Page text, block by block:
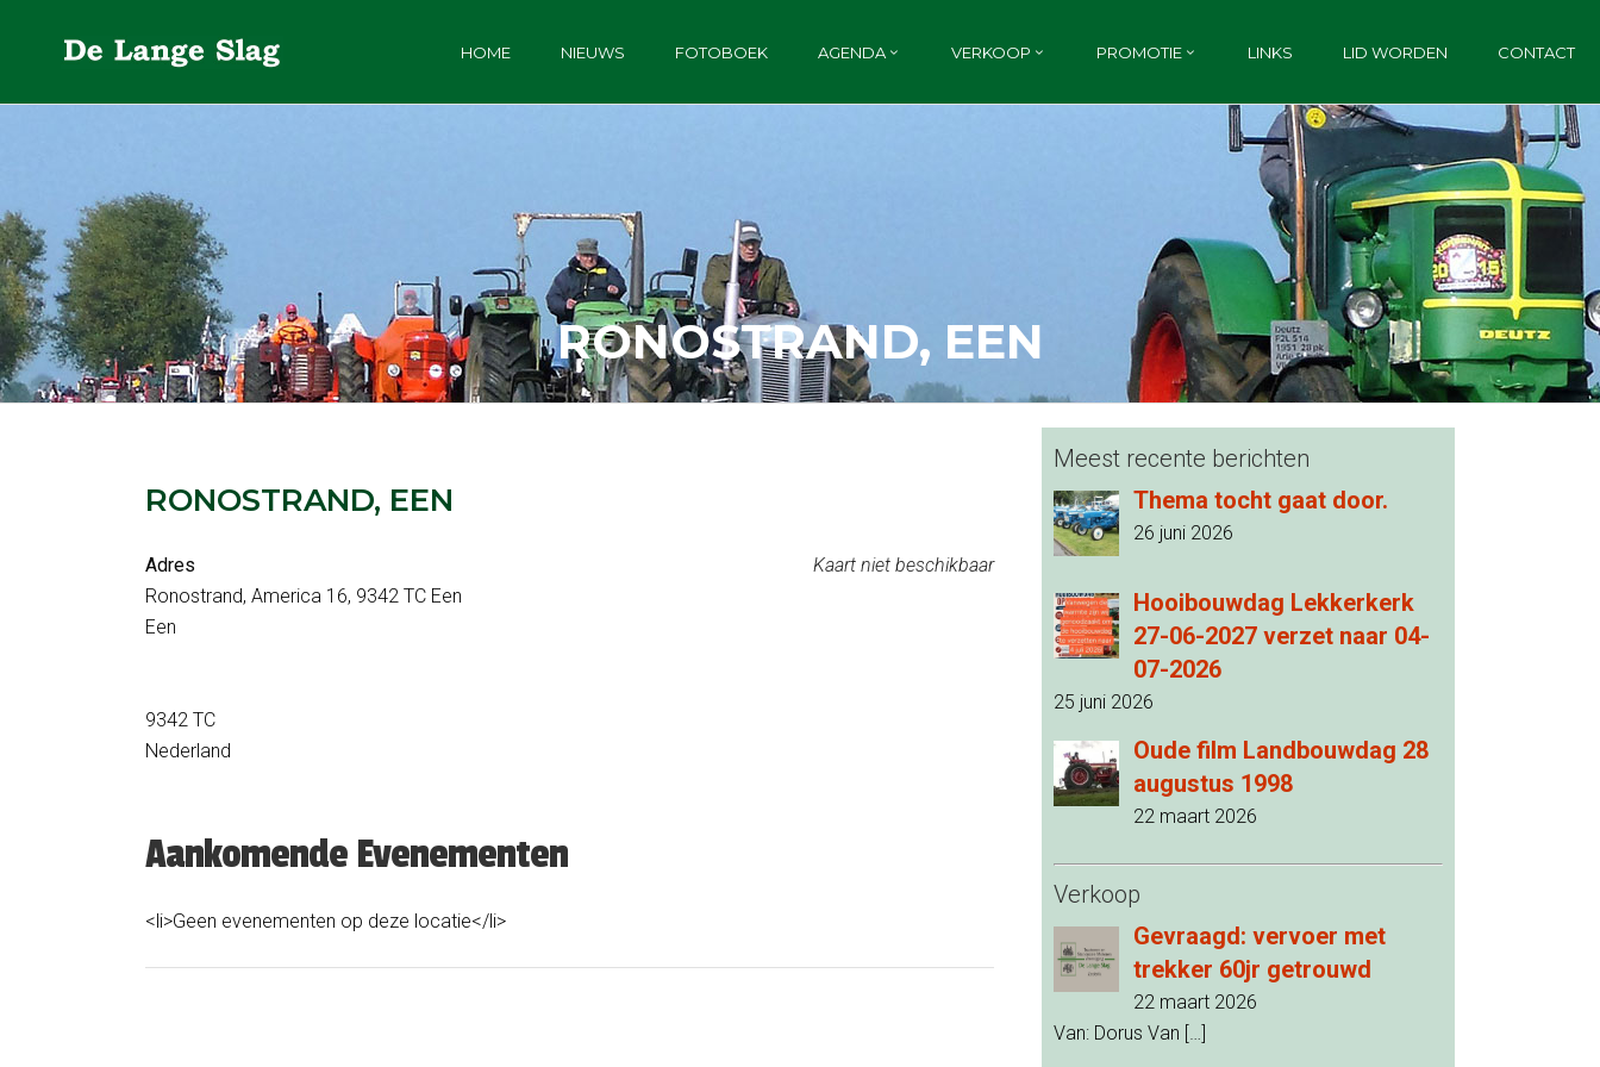
HOME NIEUWS FOTOBOEK AGENDA VERKOOP PROMOTIE LINKS LID WORDEN CONTACT
RONOSTRAND, EEN
RONOSTRAND, EEN
Kaart niet beschikbaar
Adres
Ronostrand, America 16, 9342 TC Een
Een
9342 TC
Nederland
Aankomende Evenementen
<li>Geen evenementen op deze locatie</li>
Meest recente berichten
Thema tocht gaat door.
26 juni 2026
Hooibouwdag Lekkerkerk
27-06-2027 verzet naar 04-
07-2026
25 juni 2026
Oude film Landbouwdag 28
augustus 1998
22 maart 2026
Verkoop
Gevraagd: vervoer met
trekker 60jr getrouwd
22 maart 2026
Van: Dorus Van […]